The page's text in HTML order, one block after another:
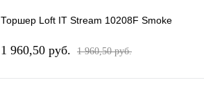
Торшер Loft IT Stream 10208F Smoke
1 960,50 pуб. 1 960,50 pуб.